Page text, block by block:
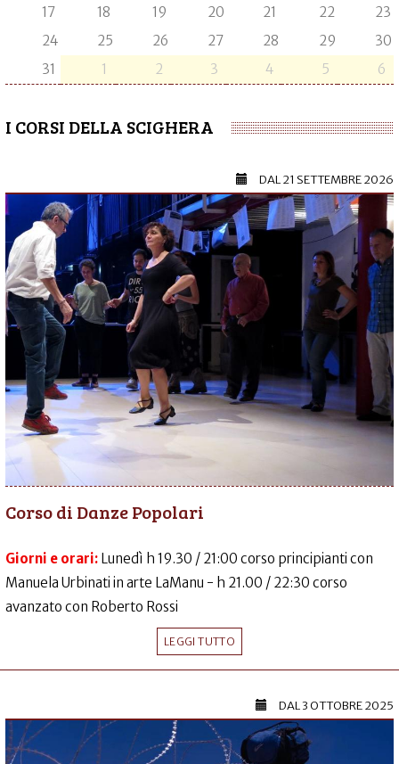
17
18 19 20 21 22
23
24
25 26 27 28 29
30
31
1 2 3 4 5 6
I CORSI DELLA SCIGHERA
DAL21 SETTEMBRE 2026
Corso di Danze Popolari
Giorni e orari: Lunedì h 19.30 / 21:00 corso principianti con
Manuela Urbinati in arte LaManu - h 21.00 / 22:30 corso
avanzato con Roberto Rossi
LEGGI TUTTO
DAL3 OTTOBRE 2025